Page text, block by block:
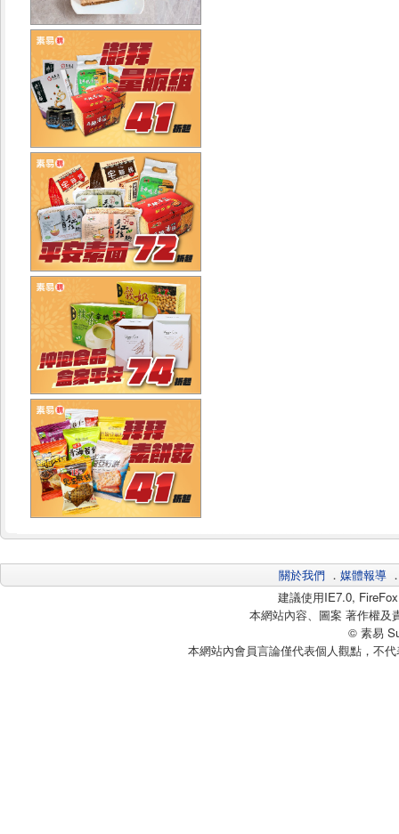
關於我們 ． 媒體報導
建議使用IE7.0,
本網站內容、圖案 著作權及
© 素易
本網站內會員言論僅代表個人觀點，不